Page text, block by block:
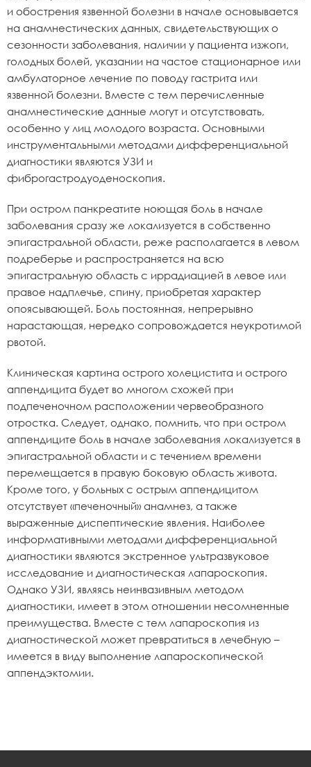
и обострения язвенной болезни в начале основывается
на анамнестических данных, свидетельствующих о
сезонности заболевания, наличии у пациента изжоги,
голодных болей, указании на частое стационарное или
амбулаторное лечение по поводу гастрита или
язвенной болезни. Вместе с тем перечисленные
анамнестические данные могут и отсутствовать,
особенно у лиц молодого возраста. Основными
инструментальными методами дифференциальной
диагностики являются УЗИ и
фиброгастродуоденоскопия.
При остром панкреатите ноющая боль в начале
заболевания сразу же локализуется в собственно
эпигастральной области, реже располагается в левом
подреберье и распространяется на всю
эпигастральную область с иррадиацией в левое или
правое надплечье, спину, приобретая характер
опоясывающей. Боль постоянная, непрерывно
нарастающая, нередко сопровождается неукротимой
рвотой.
Клиническая картина острого холецистита и острого
аппендицита будет во многом схожей при
подпеченочном расположении червеобразного
отростка. Следует, однако, помнить, что при остром
аппендиците боль в начале заболевания локализуется в
эпигастральной области и с течением времени
перемещается в правую боковую область живота.
Кроме того, у больных с острым аппендицитом
отсутствует «печеночный» анамнез, а также
выраженные диспептические явления. Наиболее
информативными методами дифференциальной
диагностики являются экстренное ультразвуковое
исследование и диагностическая лапароскопия.
Однако УЗИ, являясь неинвазивным методом
диагностики, имеет в этом отношении несомненные
преимущества. Вместе с тем лапароскопия из
диагностической может превратиться в лечебную –
имеется в виду выполнение лапароскопической
аппендэктомии.